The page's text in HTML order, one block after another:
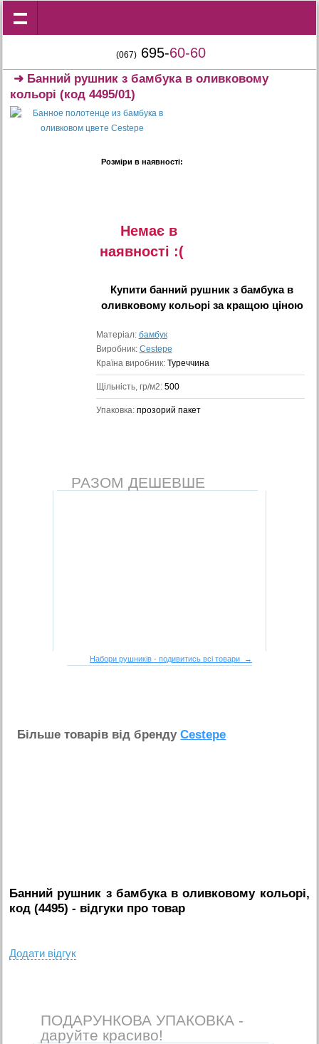
(067) 695-60-60
➜ Банний рушник з бамбука в оливковому
кольорі (код 4495/01)
Розміри в наявності:
Немає в
наявностi :(
Купитибанний рушник з бамбука в
оливковому кольоріза кращою ціною
Матеріал: бамбук
Виробник: Cestepe
Країна виробник: Туреччина
Щільність, гр/м2: 500
Упаковка: прозорий пакет
РАЗОМ ДЕШЕВШЕ
Набори рушників - подивитись всі товари →
Бiльше товарiв вiд брендуCestepe
Банний рушник з бамбука в оливковому кольорі,
код (4495) - вiдгуки про товар
Додати вiдгук
ПОДАРУНКОВА УПАКОВКА -
даруйте красиво!